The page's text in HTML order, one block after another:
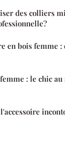
des colliers
en bois femme :
: le chic au